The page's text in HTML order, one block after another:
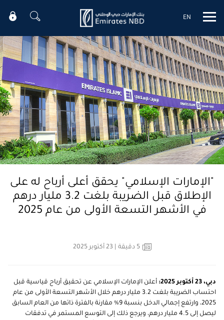
Mobile menu
EN
"الإمارات الإسلامي" يحقق أعلى أرباح له على
الإطلاق قبل الضريبة بلغت 3.2 مليار درهم
في الأشهر التسعة الأولى من عام 2025
5 دقيقة
دبي، 23 أكتوبر 2025 : أعلن الإمارات الإسلامي عن تحقيق أرباح قياسية قبل
احتساب الضريبة بلغت 3.2 مليار درهم
خلال الأشهر التسعة الأولى من عام
2025، وارتفع إجمالي الدخل بنسبة 9% مقارنة بالفترة ذاتها من العام السابق
ليصل إلى 4.5 مليار درهم، ويرجع ذلك إلى التوسع المستمر في تدفقات